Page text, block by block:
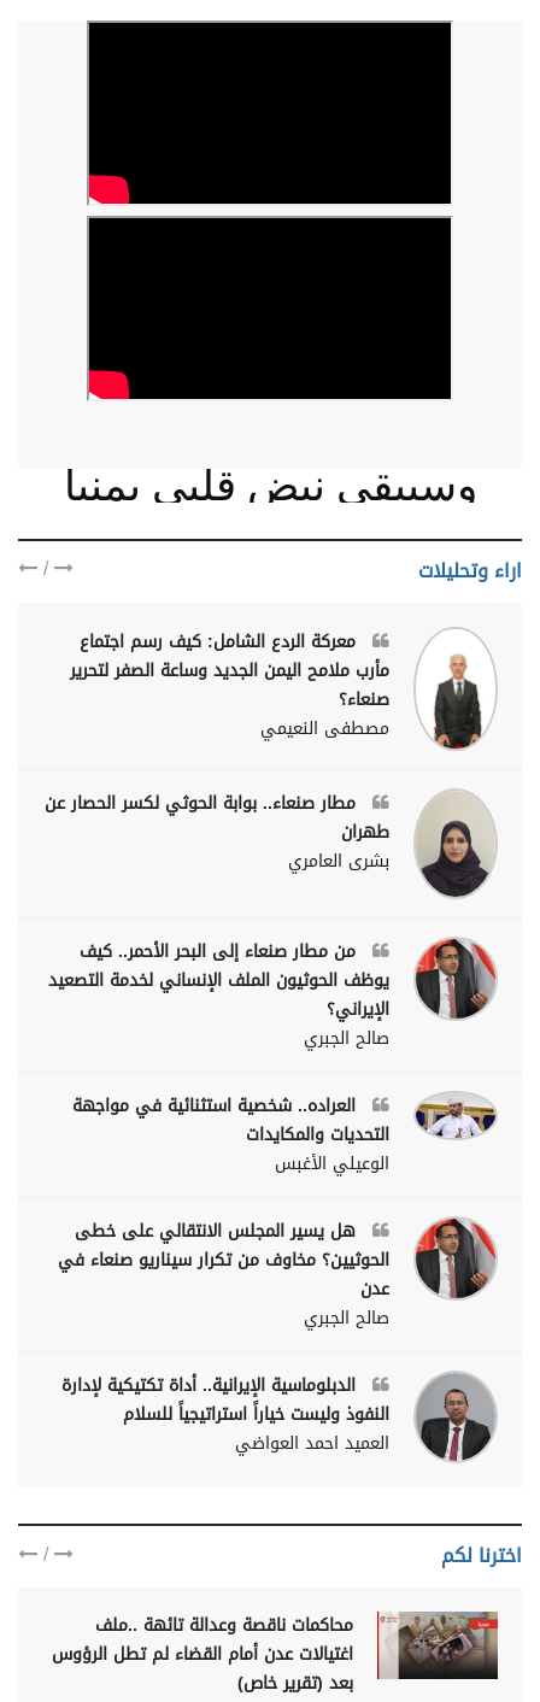
وسيبقى نبض قلبي يمنيا
اراء وتحليلات /
معركة الردع الشامل: كيف رسم اجتماع
مأرب ملامح اليمن الجديد وساعة الصفر لتحرير
صنعاء؟
مصطفى النعيمي
مطار صنعاء.. بوابة الحوثي لكسر الحصار عن
طهران
بشرى العامري
من مطار صنعاء إلى البحر الأحمر.. كيف
يوظف الحوثيون الملف الإنساني لخدمة التصعيد
الإيراني؟
صالح الجبري
العراده.. شخصية استثنائية في مواجهة
التحديات والمكايدات
الوعيلي الأغبس
هل يسير المجلس الانتقالي على خطى
الحوثيين؟ مخاوف من تكرار سيناريو صنعاء في
عدن
صالح الجبري
الدبلوماسية الإيرانية.. أداة تكتيكية لإدارة
النفوذ وليست خياراً استراتيجياً للسلام
العميد احمد العواضي
اخترنا لكم /
محاكمات ناقصة وعدالة تائهة ..ملف
اغتيالات عدن أمام القضاء لم تطل الرؤوس
بعد (تقرير خاص)